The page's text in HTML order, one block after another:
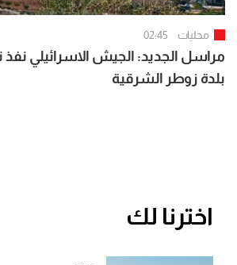
محليات 02:45
مراسل الجديد: الجيش الاسرائيلي نفذ
بلدة زوطر الشرقية
اخترنا لك